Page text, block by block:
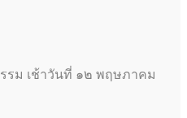
รม เช้าวันที่ ๑๒ พฤษภาคม